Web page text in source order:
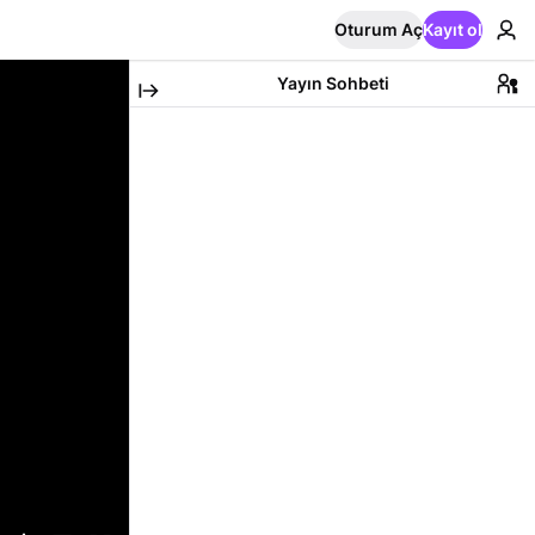
Oturum AçKayıt ol
Yayın Sohbeti